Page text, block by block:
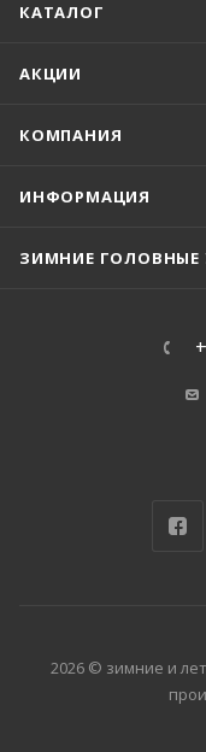
КАТАЛОГ
АКЦИИ
КОМПАНИЯ
ИНФОРМАЦИЯ
ЗИМНИЕ ГОЛОВНЫЕ
2026 © зимние и